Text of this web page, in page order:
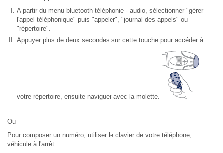
A partir du menu bluetooth téléphonie - audio, sélectionner "gérer
l'appel téléphonique" puis "appeler", "journal des appels" ou
"répertoire".
Appuyer plus de deux secondes sur cette touche pour accéder à
votre répertoire, ensuite naviguer avec la molette.
Ou
Pour composer un numéro, utiliser le clavier de votre téléphone,
véhicule à l'arrêt.